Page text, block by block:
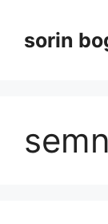
contentsorin